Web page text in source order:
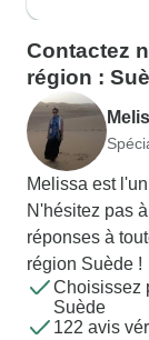
Contactez
région :
Melissa est
N'hésitez pas
réponses à
région Suède !
Choisissez
Suède
122 avis